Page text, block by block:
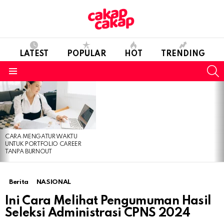
LATEST POPULAR HOT TRENDING
LATEST
STORIES
CARA MENGATUR WAKTU
UNTUK PORTFOLIO CAREER
TANPA BURNOUT
Berita NASIONAL
Ini Cara Melihat Pengumuman Hasil
Seleksi Administrasi CPNS 2024